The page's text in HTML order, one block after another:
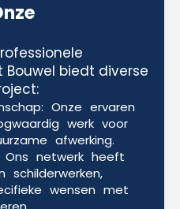
biedt diverse
Onze ervaren
werk voor
afwerking.
Ons netwerk heeft
schilderwerken,
wensen met